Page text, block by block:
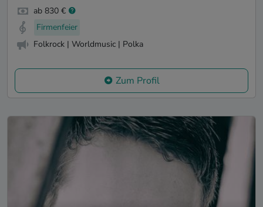
ab 830 €
Firmenfeier
Folkrock | Worldmusic | Polka
Zum Profil